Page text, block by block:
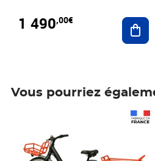
1 490,00€
Vous pourriez